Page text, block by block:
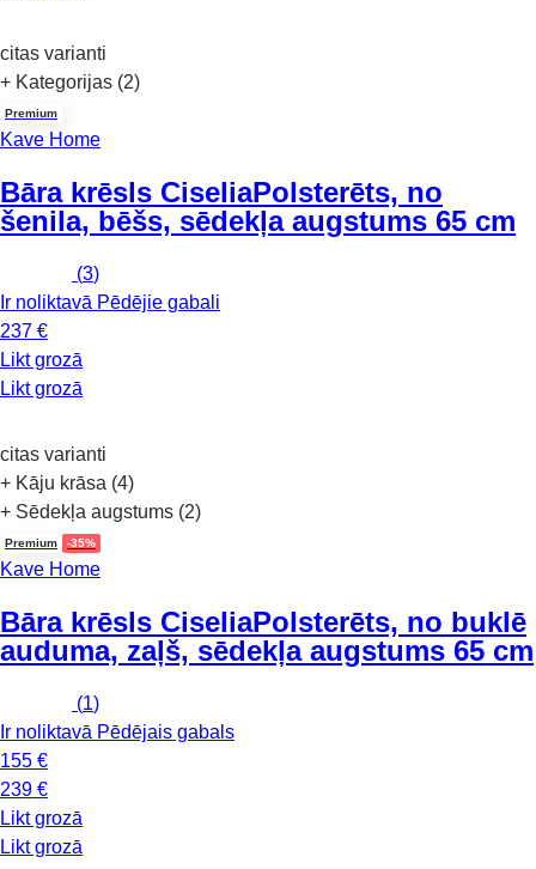
citas varianti
+ Kategorijas (2)
Premium
Kave Home
Bāra krēsls CiseliaPolsterēts, no
šenila, bēšs, sēdekļa augstums 65 cm
(3)
Ir noliktavā Pēdējie gabali
237 €
Likt grozā
Likt grozā
citas varianti
+ Kāju krāsa (4)
+ Sēdekļa augstums (2)
Premium -35%
Kave Home
Bāra krēsls CiseliaPolsterēts, no buklē
auduma, zaļš, sēdekļa augstums 65 cm
(1)
Ir noliktavā Pēdējais gabals
155 €
239 €
Likt grozā
Likt grozā